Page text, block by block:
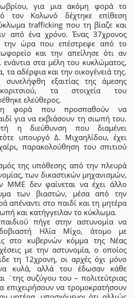
για μια ακόμη φορά το
τον Κολωνό δέχτηκε επίθεση
trafficking που τη βίαζε και
από ένα χρόνο. Ένας 37χρονος
την ώρα που επέστρεφε από το
και την απείλησε ότι αν
ενάντια στα μέλη του κυκλώματος,
τα αδέρφια και την οικογένειά της.
εξαιτίας της άμεσης
τα στοιχεία του
ελεύθερος.
φορά που προσπαθούν να
για να εκβιάσουν τη σιωπή του.
η διεύθυνση που διαμένει
υπουργό Δ. Μιχαηλίδου, έχει
παρακολούθηση του σπιτιού
της υπόθεσης από την πλευρά
των δικαστικών μηχανισμών,
ΜΜΕ δεν φαίνεται να έχει άλλο
των βιαστών, μέσα από την
απέναντι στο παιδί και τη μητέρα
και κατήγγειλαν το κύκλωμα.
πήγε στην αστυνομία να
Ηλία Μίχο, άτομο με
στο κυβερνών κόμμα της Νέας
με την αστυνομία, ο οποίος
τη 12χρονη, οι αρχές όχι μόνο
κυλά, αλλά του έδωσαν κάθε
`της συζύγου του – πολιτεύτριας
να τρομοκρατήσουν